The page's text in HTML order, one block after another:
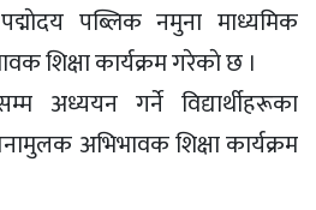
पब्लिक नमुना माध्यमिक
शिक्षा कार्यक्रम गरेकाे छ ।
अध्ययन गर्ने विद्यार्थीहरूका
अभिभावक शिक्षा कार्यक्रम